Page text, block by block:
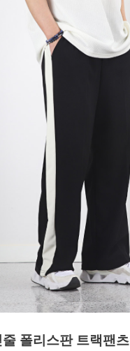
폴리스판 트랙팬츠